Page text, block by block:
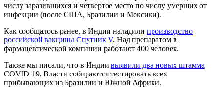
числу заразившихся и четвертое место по числу умерших от
инфекции (после США, Бразилии и Мексики).
Как сообщалось ранее, в Индии наладили производство
российской вакцины Спутник V. Над препаратом в
фармацевтической компании работают 400 человек.
Также мы писали, что в Индии выявили два новых штамма
COVID-19. Власти собираются тестировать всех
прибывающих из Бразилии и Южной Африки.